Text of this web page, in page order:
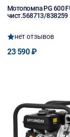
Мотопомпа PG 600
чист.568713/838259
нет отзывов
23 590 ₽